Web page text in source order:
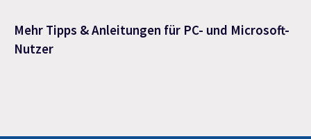
Mehr Tipps & Anleitungen für PC- und Microsoft-
Nutzer